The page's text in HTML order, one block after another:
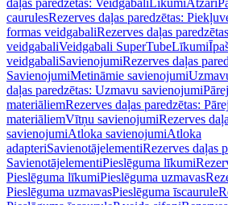
daļas paredzētas: Veidgabali LīkumiAtzari
caurulesRezerves daļas paredzētas:
formas veidgabaliRezerves daļas
veidgabaliVeidgabali SuperTubeLīkumi
veidgabaliSavienojumiRezerves daļas
SavienojumiMetināmie savienojumi
daļas paredzētas: Uzmavu savienojumi
materiāliemRezerves daļas paredzētas:
materiāliemVītņu savienojumiRezerves
savienojumiAtloka savienojumiAtloka
adapteriSavienotājelementiRezerves daļas
SavienotājelementiPieslēguma līkumi
Pieslēguma līkumiPieslēguma uzmavas
Pieslēguma uzmavasPieslēguma īscaurule